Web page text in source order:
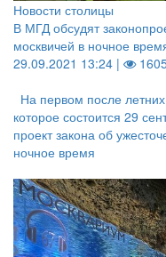
Новости столицы
В МГД обсудят
москвичей в ночное
29.09.2021 13:24 |
На первом после
которое состоится 29
проект закона об
ночное время